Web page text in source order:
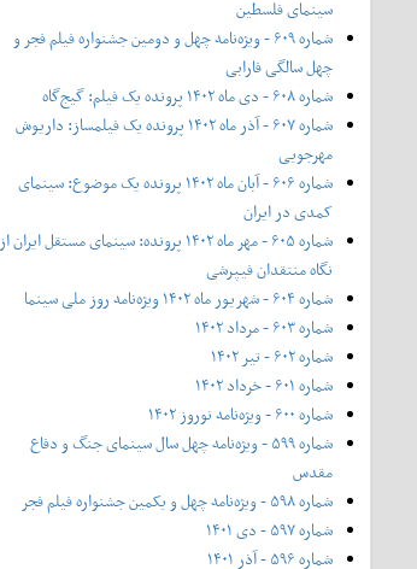
سینمای فلسطین
شماره ۶۰۹ - ویژه‌نامه چهل و دومین جشنواره فیلم فجر و
چهل سالگی فارابی
شماره ۶۰۸ - دی ماه ۱۴۰۲ پرونده یک فیلم: گیج‌گاه
شماره ۶۰۷ - آذر ماه ۱۴۰۲ پرونده یک فیلمساز: داریوش
مهرجویی
شماره ۶۰۶ - آبان ماه ۱۴۰۲ پرونده یک موضوع: سینمای
کمدی در ایران
شماره ۶۰۵ - مهر ماه ۱۴۰۲ پرونده: سینمای مستقل ایران از
نگاه منتقدان فیپرشی
شماره ۶۰۴ - شهریور ماه ۱۴۰۲ ویژه‌نامه روز ملی سینما
شماره ۶۰۳ - مرداد ۱۴۰۲
شماره ۶۰۲ - تیر ۱۴۰۲
شماره ۶۰۱ - خرداد ۱۴۰۲
شماره ۶۰۰ - ویژه‌نامه نوروز ۱۴۰۲
شماره ۵۹۹ - ویژه‌نامه چهل سال سینمای جنگ و دفاع
مقدس
شماره ۵۹۸ - ویژه‌نامه چهل و یکمین جشنواره فیلم فجر
شماره ۵۹۷ - دی ۱۴۰۱
شماره ۵۹۶ - آذر ۱۴۰۱